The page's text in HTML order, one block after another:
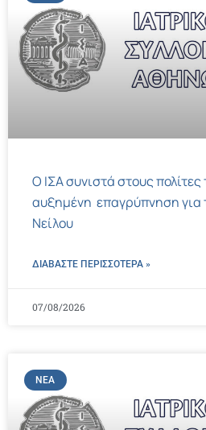
Ο ΙΣΑ συνιστά στους πολίτες
αυξημένη επαγρύπνηση για
Νείλου
ΔΙΑΒΑΣΤΕ ΠΕΡΙΣΣΌΤΕΡΑ »
07/08/2026
ΝΈΑ